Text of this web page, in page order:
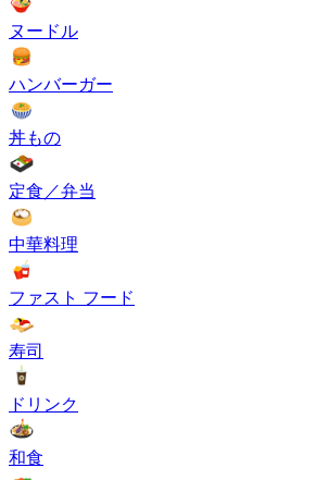
ヌードル
ハンバーガー
丼もの
定食／弁当
中華料理
ファスト フード
寿司
ドリンク
和食